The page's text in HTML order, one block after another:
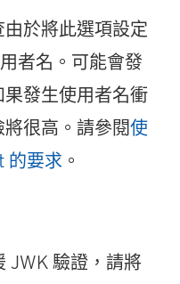
於將此選項設定
者名。可能會發
發生使用者名衝
很高。請參閱使
的要求 。
JWK 驗證，請將